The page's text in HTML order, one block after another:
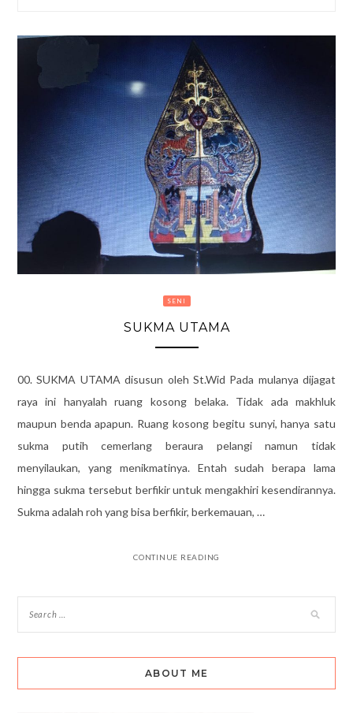
SENI
SUKMA UTAMA
00. SUKMA UTAMA disusun oleh St.Wid Pada mulanya dijagat
raya ini hanyalah ruang kosong belaka. Tidak ada makhluk
maupun benda apapun. Ruang kosong begitu sunyi, hanya satu
sukma putih cemerlang beraura pelangi namun tidak
menyilaukan, yang menikmatinya. Entah sudah berapa lama
hingga sukma tersebut berfikir untuk mengakhiri kesendirannya.
Sukma adalah roh yang bisa berfikir, berkemauan, …
CONTINUE READING
ABOUT ME